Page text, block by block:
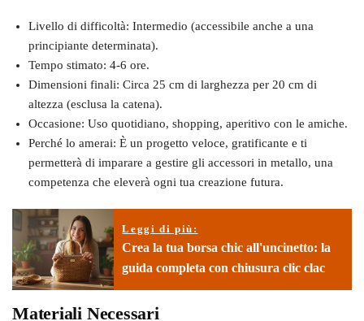
Livello di difficoltà: Intermedio (accessibile anche a una
principiante determinata).
Tempo stimato: 4-6 ore.
Dimensioni finali: Circa 25 cm di larghezza per 20 cm di
altezza (esclusa la catena).
Occasione: Uso quotidiano, shopping, aperitivo con le amiche.
Perché lo amerai: È un progetto veloce, gratificante e ti
permetterà di imparare a gestire gli accessori in metallo, una
competenza che eleverà ogni tua creazione futura.
Leggi di più:
Crea la tua borsa chic all'uncinetto: la
guida completa con chiusura clic clac
Materiali Necessari